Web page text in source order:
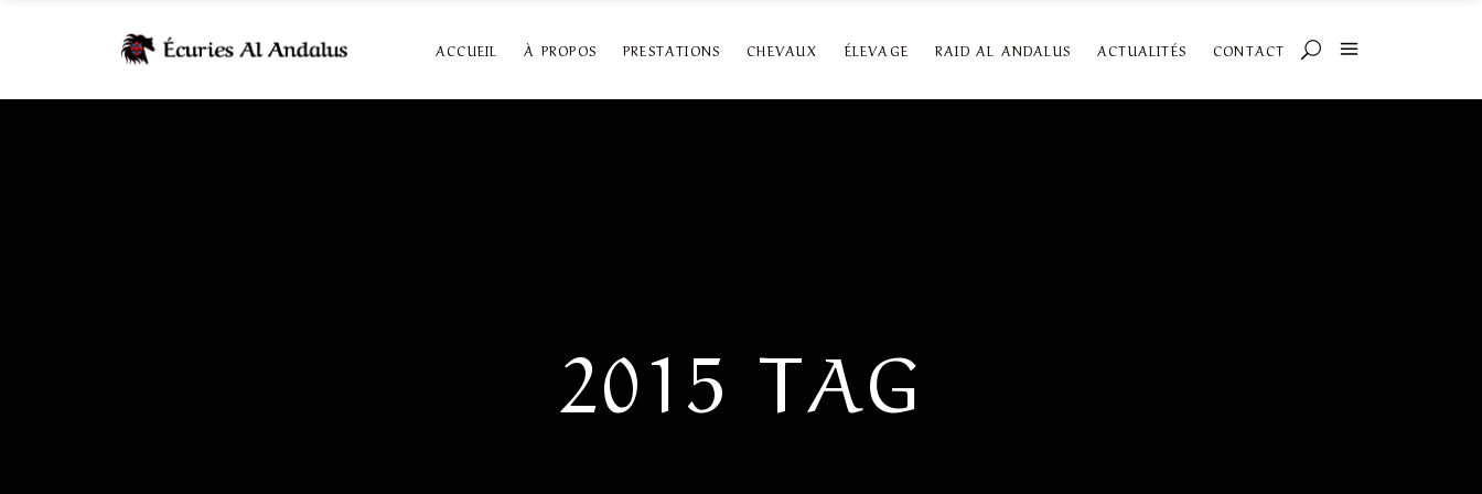
ACCUEIL À PROPOS PRESTATIONS CHEVAUX ÉLEVAGE RAID AL ANDALUS ACTUALITÉS CONTACT
2015 TAG